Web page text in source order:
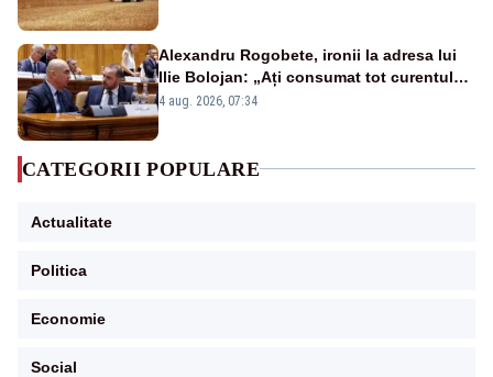
Alexandru Rogobete, ironii la adresa lui
Ilie Bolojan: „Ați consumat tot curentul
urmărind șobolani imaginari”
4 aug. 2026, 07:34
CATEGORII POPULARE
Actualitate
Politica
Economie
Social